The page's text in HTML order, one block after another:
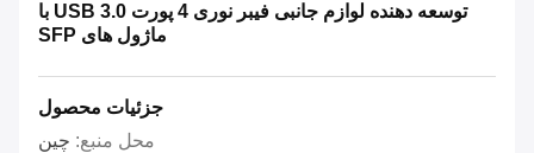
توسعه دهنده لوازم جانبی فیبر نوری 4 پورت USB 3.0 با
ماژول های SFP
جزئیات محصول
محل منبع: چین